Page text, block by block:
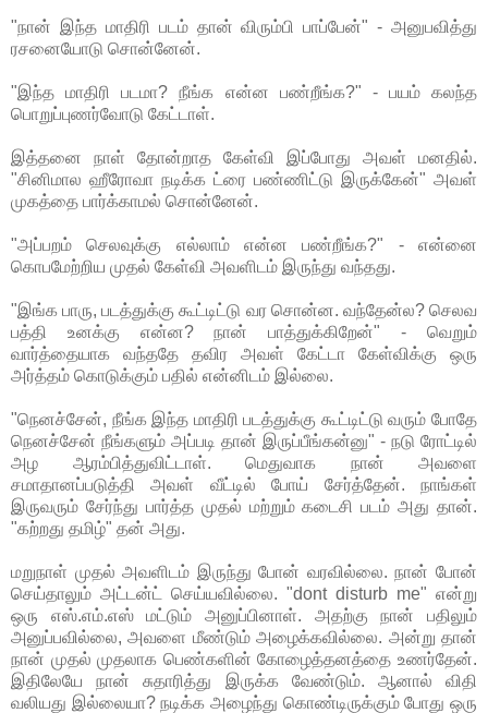
"நான் இந்த மாதிரி படம் தான் விரும்பி பாப்பேன்" - அனுபவித்து
ரசனையோடு சொன்னேன்.
"இந்த மாதிரி படமா? நீங்க என்ன பண்றீங்க?" - பயம் கலந்த
பொறுப்புணர்வோடு கேட்டாள்.
இத்தனை நாள் தோன்றாத கேள்வி இப்போது அவள் மனதில்.
"சினிமால ஹீரோவா நடிக்க ட்ரை பண்ணிட்டு இருக்கேன்" அவள்
முகத்தை பார்க்காமல் சொன்னேன்.
"அப்பறம் செலவுக்கு எல்லாம் என்ன பண்றீங்க?" - என்னை
கொபமேற்றிய முதல் கேள்வி அவளிடம் இருந்து வந்தது.
"இங்க பாரு, படத்துக்கு கூட்டிட்டு வர சொன்ன. வந்தேன்ல? செலவ
பத்தி உனக்கு என்ன? நான் பாத்துக்கிறேன்" - வெறும்
வார்த்தையாக வந்ததே தவிர அவள் கேட்டா கேள்விக்கு ஒரு
அர்த்தம் கொடுக்கும் பதில் என்னிடம் இல்லை.
"நெனச்சேன், நீங்க இந்த மாதிரி படத்துக்கு கூட்டிட்டு வரும் போதே
நெனச்சேன் நீங்களும் அப்படி தான் இருப்பீங்கன்னு" - நடு ரோட்டில்
அழ ஆரம்பித்துவிட்டாள். மெதுவாக நான் அவளை
சமாதானப்படுத்தி அவள் வீட்டில் போய் சேர்த்தேன். நாங்கள்
இருவரும் சேர்ந்து பார்த்த முதல் மற்றும் கடைசி படம் அது தான்.
"கற்றது தமிழ்" தன் அது.
மறுநாள் முதல் அவளிடம் இருந்து போன் வரவில்லை. நான் போன்
செய்தாலும் அட்டன்ட் செய்யவில்லை. "dont disturb me" என்று
ஒரு எஸ்.எம்.எஸ் மட்டும் அனுப்பினாள். அதற்கு நான் பதிலும்
அனுப்பவில்லை, அவளை மீண்டும் அழைக்கவில்லை. அன்று தான்
நான் முதல் முதலாக பெண்களின் கோழைத்தனத்தை உணர்தேன்.
இதிலேயே நான் சுதாரித்து இருக்க வேண்டும். ஆனால் விதி
வலியது இல்லையா? நடிக்க அழைந்து கொண்டிருக்கும் போது ஒரு